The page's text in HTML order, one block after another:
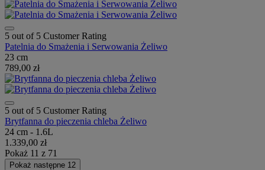
5 out of 5 Customer Rating
Patelnia do Smażenia i Serwowania Żeliwo
23 cm
789,00 zł
5 out of 5 Customer Rating
Brytfanna do pieczenia chleba Żeliwo
24 cm - 1.6L
1.339,00 zł
Pokaż 11 z 71
Pokaż następne 12